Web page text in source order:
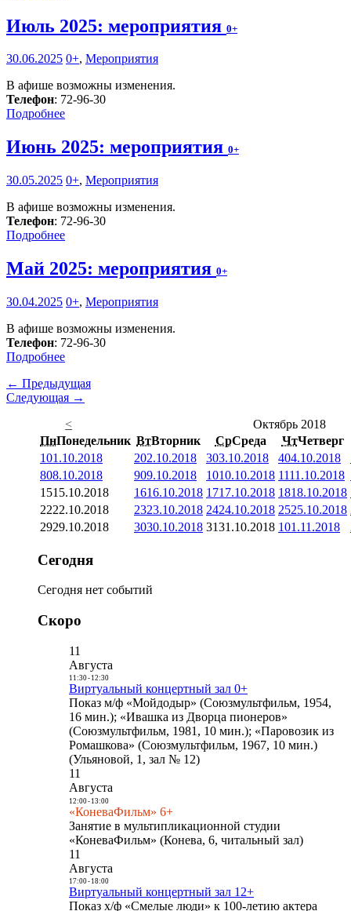
Июль 2025: мероприятия 0+
30.06.2025 0+, Мероприятия
В афише возможны изменения.
Телефон: 72-96-30
Подробнее
Июнь 2025: мероприятия 0+
30.05.2025 0+, Мероприятия
В афише возможны изменения.
Телефон: 72-96-30
Подробнее
Май 2025: мероприятия 0+
30.04.2025 0+, Мероприятия
В афише возможны изменения.
Телефон: 72-96-30
Подробнее
← Предыдущая
Следующая →
<
Октябрь 2018
ПнПонедельник ВтВторник СрСреда ЧтЧетверг
101.10.2018 202.10.2018 303.10.2018 404.10.2018
808.10.2018 909.10.2018 1010.10.2018 1111.10.2018
1515.10.2018 1616.10.2018 1717.10.2018 1818.10.2018
2222.10.2018 2323.10.2018 2424.10.2018 2525.10.2018
2929.10.2018 3030.10.2018 3131.10.2018 101.11.2018
Сегодня
Сегодня нет событий
Скоро
11
Августа
11:30- 12:30
Виртуальный концертный зал 0+
Показ м/ф «Мойдодыр» (Союзмультфильм, 1954,
16 мин.); «Ивашка из Дворца пионеров»
(Союзмультфильм, 1981, 10 мин.); «Паровозик из
Ромашкова» (Союзмультфильм, 1967, 10 мин.)
(Ульяновой, 1, зал № 12)
11
Августа
12:00- 13:00
«КоневаФильм» 6+
Занятие в мультипликационной студии
«КоневаФильм» (Конева, 6, читальный зал)
11
Августа
17:00- 18:00
Виртуальный концертный зал 12+
Показ х/ф «Смелые люди» к 100-летию актера